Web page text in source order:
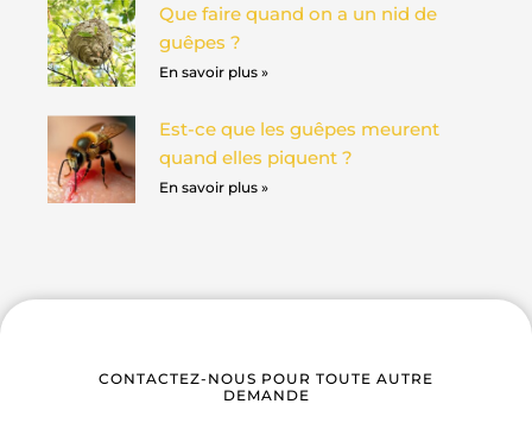
Que faire quand on a un nid de
guêpes ?
En savoir plus »
Est-ce que les guêpes meurent
quand elles piquent ?
En savoir plus »
CONTACTEZ-NOUS POUR TOUTE AUTRE
DEMANDE